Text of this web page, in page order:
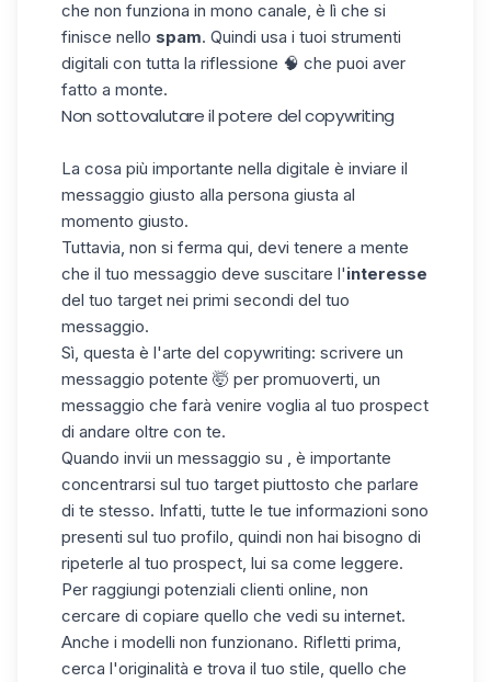
che non funziona in mono canale, è lì che si
finisce nello spam. Quindi usa i tuoi strumenti
digitali con tutta la riflessione 🧠 che puoi aver
fatto a monte.
Non sottovalutare il potere del copywriting
La cosa più importante nella digitale è inviare il
messaggio giusto alla persona giusta al
momento giusto.
Tuttavia, non si ferma qui, devi tenere a mente
che il tuo messaggio deve suscitare l'interesse
del tuo target nei primi secondi del tuo
messaggio.
Sì, questa è l'arte del copywriting: scrivere un
messaggio potente 🤯 per promuoverti, un
messaggio che farà venire voglia al tuo prospect
di andare oltre con te.
Quando invii un messaggio su , è importante
concentrarsi sul tuo target piuttosto che parlare
di te stesso. Infatti, tutte le tue informazioni sono
presenti sul tuo profilo, quindi non hai bisogno di
ripeterle al tuo prospect, lui sa come leggere.
Per raggiungi potenziali clienti online, non
cercare di copiare quello che vedi su internet.
Anche i modelli non funzionano. Rifletti prima,
cerca l'originalità e trova il tuo stile, quello che